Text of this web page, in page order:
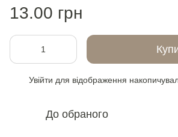
13.00 грн
Увійти для відображення
До обраного